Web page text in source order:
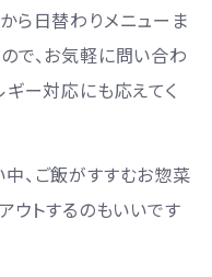
ら日替わりメニューま
で、お気軽に問い合わ
ギー対応にも応えてく
、ご飯がすすむお惣菜
ウトするのもいいです